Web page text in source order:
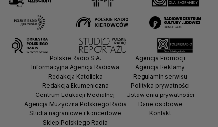
Polskie Radio S.A.
Informacyjna Agencja Radiowa
Redakcja Katolicka
Redakcja Ekumeniczna
Centrum Edukacji Medialnej
Agencja Muzyczna Polskiego Radia
Studia nagraniowe i koncertowe
Sklep Polskiego Radia
Agencja Promocji
Agencja Reklamy
Regulamin serwisu
Polityka prywatności
Ustawienia prywatności
Dane osobowe
Kontakt